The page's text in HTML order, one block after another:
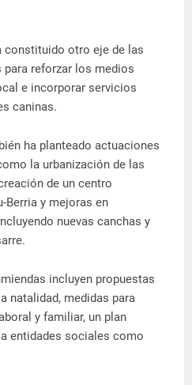
constituido otro eje de las
reforzar los medios
e incorporar servicios
caninas.
ha planteado actuaciones
la urbanización de las
de un centro
Berria y mejoras en
nuevas canchas y
incluyen propuestas
natalidad, medidas para
y familiar, un plan
entidades sociales como